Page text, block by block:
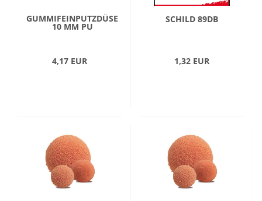
GUMMIFEINPUTZDÜSE
10 MM PU
4,17 EUR
SCHILD 89DB
1,32 EUR